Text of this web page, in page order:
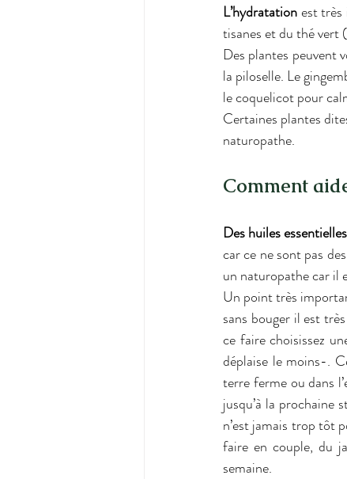
L’hydratation est très
tisanes et du thé vert
Des plantes peuvent
la piloselle. Le
le coquelicot pour
Certaines plantes
naturopathe.
Comment
Des huiles essentielles
car ce ne sont pas
un naturopathe car il
Un point très
sans bouger il est
ce faire choisissez
déplaise le moins-.
terre ferme ou dans
jusqu’à la prochaine
n’est jamais trop tôt
faire en couple, du
semaine.